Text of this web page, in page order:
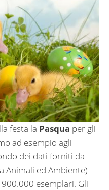
festa la Pasqua per gli
ad esempio agli
dei dati forniti da
Animali ed Ambiente)
esemplari. Gli